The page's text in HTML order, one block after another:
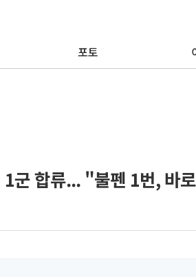
포토
군 합류... "불펜 1번, 바